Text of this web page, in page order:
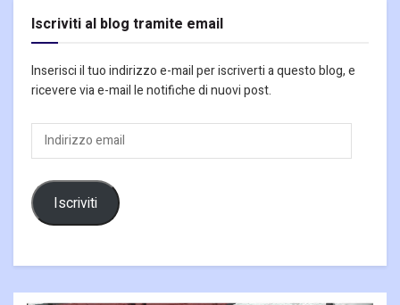
Iscriviti al blog tramite email
Inserisci il tuo indirizzo e-mail per iscriverti a questo blog, e
ricevere via e-mail le notifiche di nuovi post.
Indirizzo
email
Iscriviti